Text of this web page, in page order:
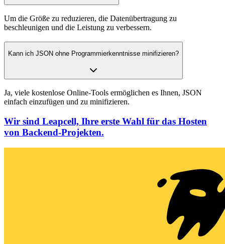
Um die Größe zu reduzieren, die Datenübertragung zu
beschleunigen und die Leistung zu verbessern.
Kann ich JSON ohne Programmierkenntnisse minifizieren?
Ja, viele kostenlose Online-Tools ermöglichen es Ihnen, JSON
einfach einzufügen und zu minifizieren.
Wir sind Leapcell, Ihre erste Wahl für das Hosten
von Backend-Projekten.